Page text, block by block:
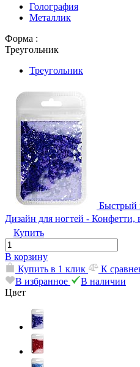
Голография
Металлик
Форма :
Треугольник
Треугольник
Быстрый
Дизайн для ногтей - Конфетти,
Купить
В корзину
Купить в 1 клик
К
В избранное
В наличии
Цвет